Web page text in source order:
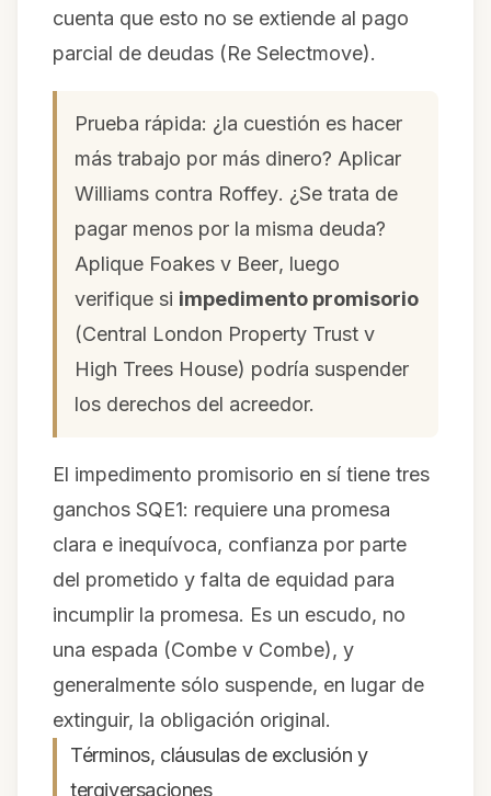
cuenta que esto no se extiende al pago
parcial de deudas (Re Selectmove).
Prueba rápida: ¿la cuestión es hacer
más trabajo por más dinero? Aplicar
Williams contra Roffey. ¿Se trata de
pagar menos por la misma deuda?
Aplique Foakes v Beer, luego
verifique si impedimento promisorio
(Central London Property Trust v
High Trees House) podría suspender
los derechos del acreedor.
El impedimento promisorio en sí tiene tres
ganchos SQE1: requiere una promesa
clara e inequívoca, confianza por parte
del prometido y falta de equidad para
incumplir la promesa. Es un escudo, no
una espada (Combe v Combe), y
generalmente sólo suspende, en lugar de
extinguir, la obligación original.
Términos, cláusulas de exclusión y
tergiversaciones